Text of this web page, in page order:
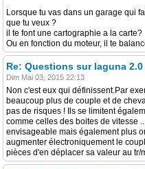
Lorsque tu vas dans un garage qui
que tu veux ?
il te font une cartographie a la carte?
Ou en fonction du moteur, il te
Re: Questions sur laguna
Dim Mai 03, 2015 22:13
Non c'est eux qui définissent.Par
beaucoup plus de couple et de
pas de risques ! Ils se limitent
comme celles des boites de vitesse
envisageable mais également plus
augmenter électroniquement le
pièces d'en déplacer sa valeur au tr/